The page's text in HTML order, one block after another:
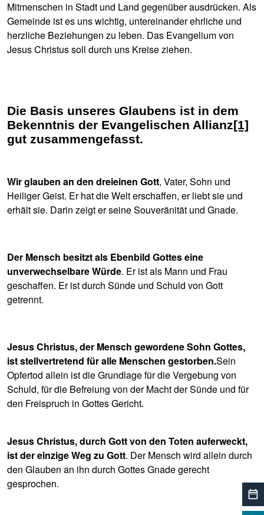
Mitmenschen in Stadt und Land gegenüber ausdrücken. Als
Gemeinde ist es uns wichtig, untereinander ehrliche und
herzliche Beziehungen zu leben. Das Evangelium von
Jesus Christus soll durch uns Kreise ziehen.
Die Basis unseres Glaubens ist in dem
Bekenntnis der Evangelischen Allianz[1]
gut zusammengefasst.
Wir glauben an den dreieinen Gott, Vater, Sohn und
Heiliger Geist. Er hat die Welt erschaffen, er liebt sie und
erhält sie. Darin zeigt er seine Souveränität und Gnade.
Der Mensch besitzt als Ebenbild Gottes eine
unverwechselbare Würde. Er ist als Mann und Frau
geschaffen. Er ist durch Sünde und Schuld von Gott
getrennt.
Jesus Christus, der Mensch gewordene Sohn Gottes,
ist stellvertretend für alle Menschen gestorben.Sein
Opfertod allein ist die Grundlage für die Vergebung von
Schuld, für die Befreiung von der Macht der Sünde und für
den Freispruch in Gottes Gericht.
Jesus Christus, durch Gott von den Toten auferweckt,
ist der einzige Weg zu Gott. Der Mensch wird allein durch
den Glauben an ihn durch Gottes Gnade gerecht
gesprochen.
date_range